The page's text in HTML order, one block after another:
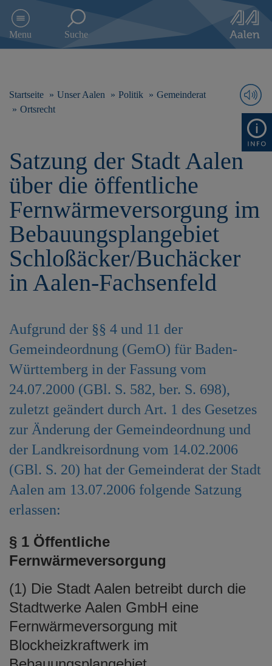
e
Menu Suche
Startseite Unser Aalen Politik
Gemeinderat
Ortsrecht
Satzung der Stadt Aalen
über die öffentliche
Fernwärmeversorgung im
Bebauungsplangebiet
Schloßäcker/Buchäcker
in Aalen-Fachsenfeld
Aufgrund der §§ 4 und 11 der
Gemeindeordnung (GemO) für Baden-
Württemberg in der Fassung vom
24.07.2000 (GBl. S. 582, ber. S. 698),
zuletzt geändert durch Art. 1 des Gesetzes
zur Änderung der Gemeindeordnung und
der Landkreisordnung vom 14.02.2006
(GBl. S. 20) hat der Gemeinderat der Stadt
Aalen am 13.07.2006 folgende Satzung
erlassen:
§ 1 Öffentliche
Fernwärmeversorgung
(1) Die Stadt Aalen betreibt durch die
Stadtwerke Aalen GmbH eine
Fernwärmeversorgung mit
Blockheizkraftwerk im